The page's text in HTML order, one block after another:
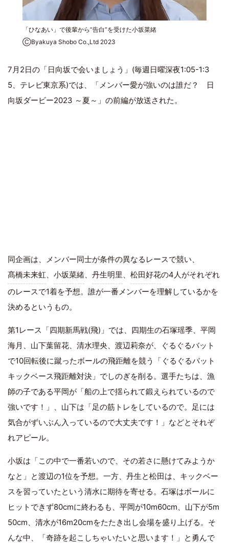
「ひなあい」で後輩から“告白”を受けた小坂菜緒
ⒸByakuya Shobo Co.,Ltd 2023
7月2日の「日向坂で会いましょう」(毎週日曜深夜1:05-1:3
5、テレビ東京系)では、「メンバー愛が強いのは誰だ？ 日
向坂ダービー2023 ～夏～」の前編が放送された。
同企画は、メンバー同士が条件の異なるレースで競い、
髙橋未来虹、 小坂菜緒、 丹生明里 、 松田好花の4人がそれぞれ
のレースで1着を予想。誰が一番メンバーを理解しているかを
決めるというもの。
第1レース「四期新馬戦(飛)」では、四期生の石塚瑶季、平岡
海月、山下葉留花、清水理央、渡辺莉奈が、ぐるぐるバット
で10回転後に蹴ったボールの飛距離を競う「ぐるぐるバット
キックベース飛距離対決」でしのぎを削る。選手たちは、漁
師の子である平岡が「船の上で揺られて鍛えられているので
強いです！」、山下は「足の筋トレをしているので。足には
気合がずいぶん入っているので大丈夫です！」などとそれぞ
れアピール。
小坂は「この中で一番若いので、その若さに懸けてみようか
なと」と渡辺の1位を予想。一方、丹生と松田は、キックベー
スを習っていたという清水に期待を寄せる。石塚はボールに
ヒットできず80cmに終わるも、平岡が10m60cm、山下が5m
50cm、清水が16m20cmをたたき出し会場を盛り上げる。そ
んな中、「奇跡を起こしちゃいたいと思います！」と勇んで